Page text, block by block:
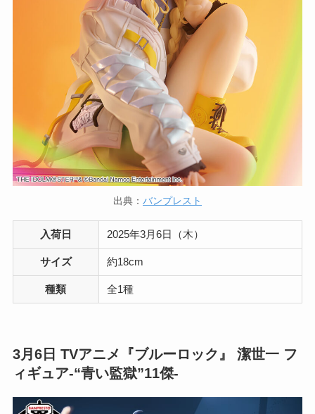
出典： バンプレスト
入荷日 2025年3月6日（木）
サイズ 約18cm
種類 全1種
3月6日 TVアニメ『ブルーロック』 潔世一 フ
ィギュア-“青い監獄”11傑-